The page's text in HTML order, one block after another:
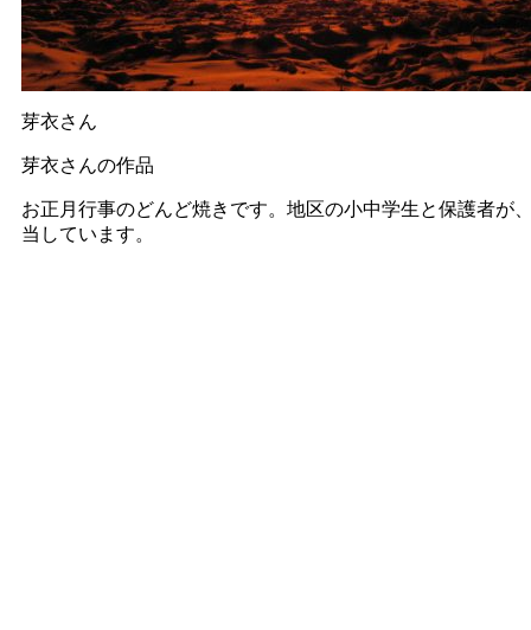
芽衣さん
芽衣さんの作品
お正月行事のどんど焼きです。地区の小中学生と保護者が
当しています。